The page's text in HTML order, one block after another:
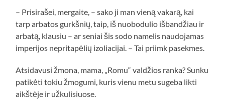
– Prisirašei, mergaite, – sako ji man vieną vakarą, kai
tarp arbatos gurkšnių, taip, iš nuobodulio išbandžiau ir
arbatą, klausiu – ar seniai šis sodo namelis naudojamas
imperijos nepritapėlių izoliacijai. – Tai priimk pasekmes.
Atsidavusi žmona, mama, „Romu“ valdžios ranka? Sunku
patikėti tokiu žmogumi, kuris vienu metu sugeba likti
aikštėje ir užkulisiuose.